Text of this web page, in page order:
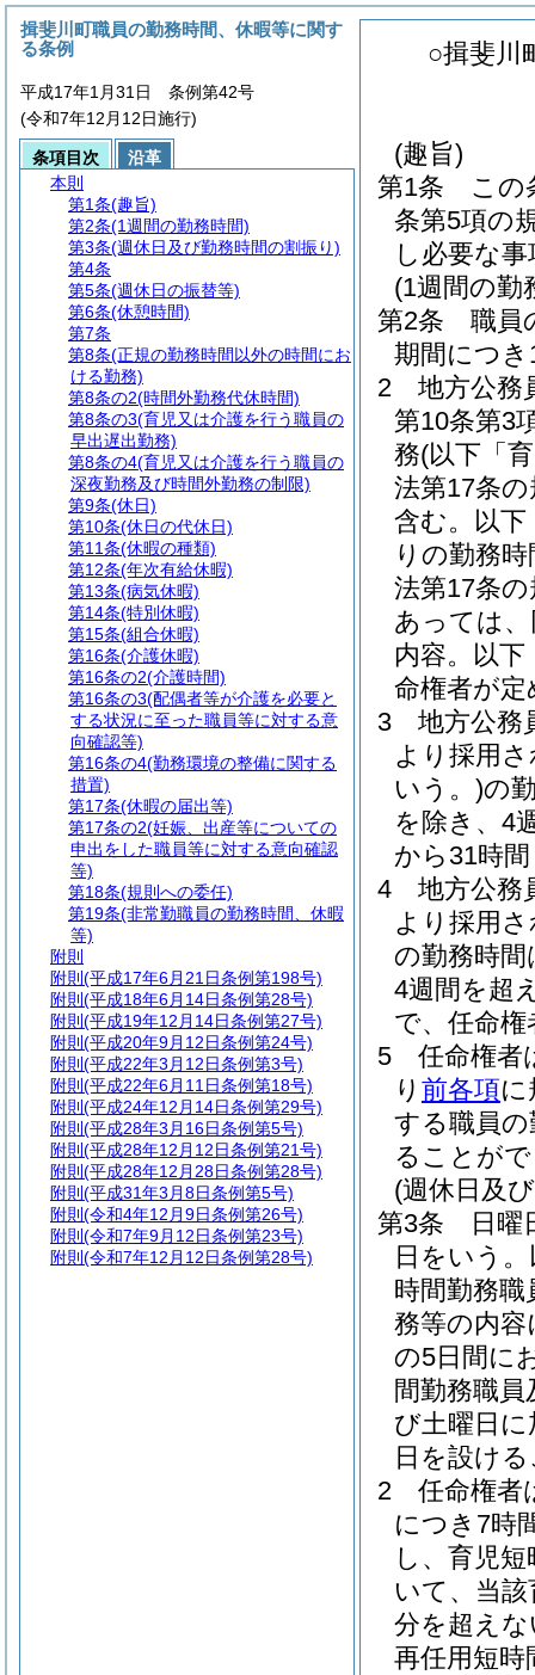
○揖斐川
(趣旨)
第1条
この
条第5項の
し必要な
(1週間の勤
第2条
職員
期間につ
2
地方公務
第10条第3
務(以下「
法第17条
含む。以下
りの勤務
法第17条
あっては
内容。以
命権者が定
3
地方公務
より採用
いう。)の
を除き、4
から31時
4
地方公務
より採用
の勤務時間
4週間を超
で、任命
5
任命権者
り 前各項に
する職員
ることが
(週休日及
第3条
日曜
日をいう
時間勤務
務等の内
の5日間に
間勤務職
び土曜日
日を設け
2
任命権者
につき7時
し、育児
いて、当
分を超え
再任用短時
揖斐川町職員の勤務時間、休暇等に関す
る条例
平成17年1月31日 条例第42号
(令和7年12月12日施行)
条項目次
沿革
本則
第1条(趣旨)
第2条(1週間の勤務時間)
第3条(週休日及び勤務時間の割振り)
第4条
第5条(週休日の振替等)
第6条(休憩時間)
第7条
第8条(正規の勤務時間以外の時間にお
ける勤務)
第8条の2(時間外勤務代休時間)
第8条の3(育児又は介護を行う職員の
早出遅出勤務)
第8条の4(育児又は介護を行う職員の
深夜勤務及び時間外勤務の制限)
第9条(休日)
第10条(休日の代休日)
第11条(休暇の種類)
第12条(年次有給休暇)
第13条(病気休暇)
第14条(特別休暇)
第15条(組合休暇)
第16条(介護休暇)
第16条の2(介護時間)
第16条の3(配偶者等が介護を必要と
する状況に至った職員等に対する意
向確認等)
第16条の4(勤務環境の整備に関する
措置)
第17条(休暇の届出等)
第17条の2(妊娠、出産等についての
申出をした職員等に対する意向確認
等)
第18条(規則への委任)
第19条(非常勤職員の勤務時間、休暇
等)
附則
附則 (平成17年6月21日条例第198号)
附則 (平成18年6月14日条例第28号)
附則 (平成19年12月14日条例第27号)
附則 (平成20年9月12日条例第24号)
附則 (平成22年3月12日条例第3号)
附則 (平成22年6月11日条例第18号)
附則 (平成24年12月14日条例第29号)
附則 (平成28年3月16日条例第5号)
附則 (平成28年12月12日条例第21号)
附則 (平成28年12月28日条例第28号)
附則 (平成31年3月8日条例第5号)
附則 (令和4年12月9日条例第26号)
附則 (令和7年9月12日条例第23号)
附則 (令和7年12月12日条例第28号)